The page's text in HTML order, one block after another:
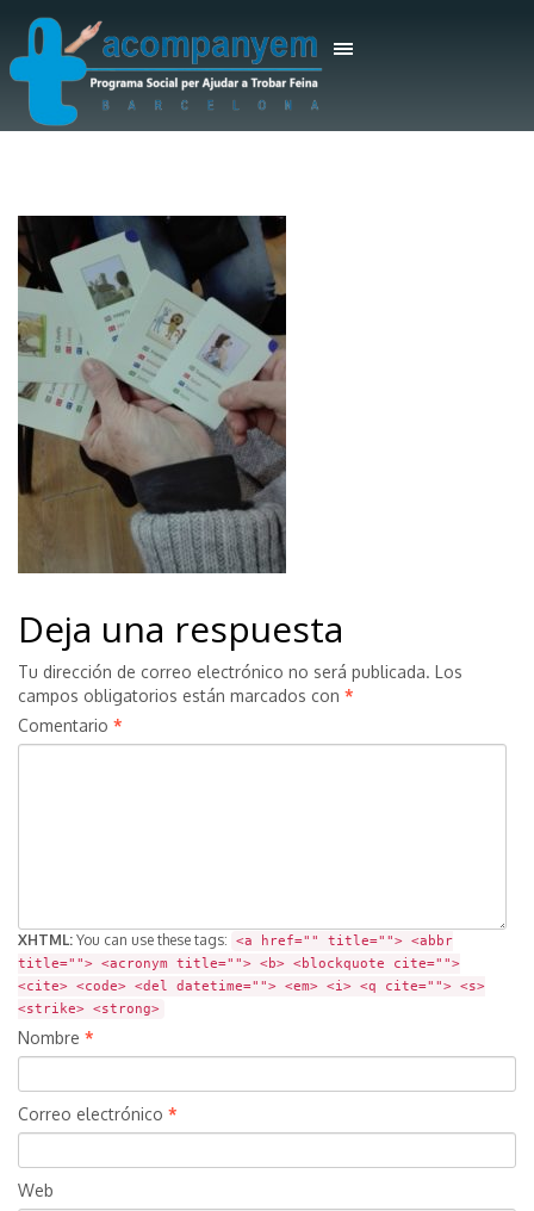
Deja una respuesta
Tu dirección de correo electrónico no será publicada. Los
campos obligatorios están marcados con *
Comentario *
XHTML: You can use these tags:
<a href="" title=""> <abbr
title=""> <acronym title=""> <b> <blockquote cite="">
<cite> <code> <del datetime=""> <em> <i> <q cite=""> <s>
<strike> <strong>
Nombre *
Correo electrónico *
Web